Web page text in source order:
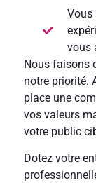
Vous
vous
Nous faisons
notre priorité.
place une
vos valeurs
votre public
Dotez votre